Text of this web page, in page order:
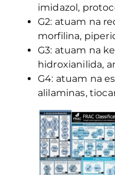
imidazol,
G2: atuam na
morfilina,
G3: atuam na
hidroxianilida,
G4: atuam na
alilaminas,